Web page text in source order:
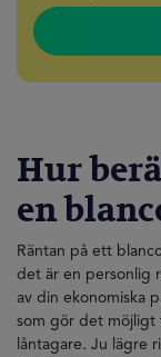
Hur
en
Räntan på ett
det är en personlig
av din ekonomiska
som gör det möjligt
låntagare. Ju lägre